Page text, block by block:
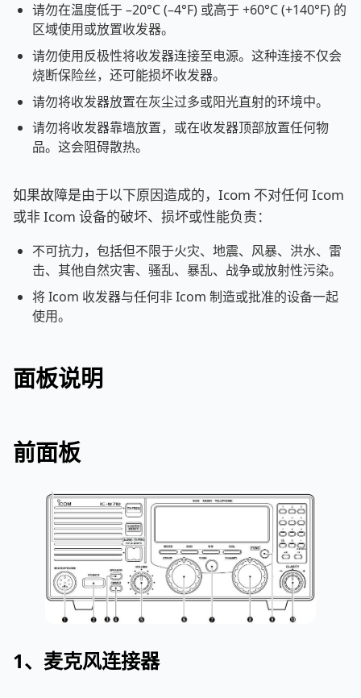
请勿在温度低于 –20°C (–4°F) 或高于 +60°C (+140°F) 的
区域使用或放置收发器。
请勿使用反极性将收发器连接至电源。这种连接不仅会
烧断保险丝，还可能损坏收发器。
请勿将收发器放置在灰尘过多或阳光直射的环境中。
请勿将收发器靠墙放置，或在收发器顶部放置任何物
品。这会阻碍散热。
如果故障是由于以下原因造成的，Icom 不对任何 Icom
或非 Icom 设备的破坏、损坏或性能负责：
不可抗力，包括但不限于火灾、地震、风暴、洪水、雷
击、其他自然灾害、骚乱、暴乱、战争或放射性污染。
将 Icom 收发器与任何非 Icom 制造或批准的设备一起
使用。
面板说明
前面板
1、麦克风连接器